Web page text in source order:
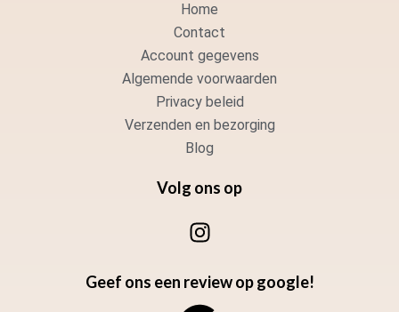
Home
Contact
Account gegevens
Algemende voorwaarden
Privacy beleid
Verzenden en bezorging
Blog
Volg ons op
I
n
t
Geef ons een review op google!